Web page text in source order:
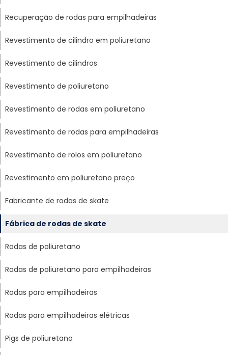
Recuperação de rodas para empilhadeiras
Revestimento de cilindro em poliuretano
Revestimento de cilindros
Revestimento de poliuretano
Revestimento de rodas em poliuretano
Revestimento de rodas para empilhadeiras
Revestimento de rolos em poliuretano
Revestimento em poliuretano preço
Fabricante de rodas de skate
Fábrica de rodas de skate
Rodas de poliuretano
Rodas de poliuretano para empilhadeiras
Rodas para empilhadeiras
Rodas para empilhadeiras elétricas
Pigs de poliuretano